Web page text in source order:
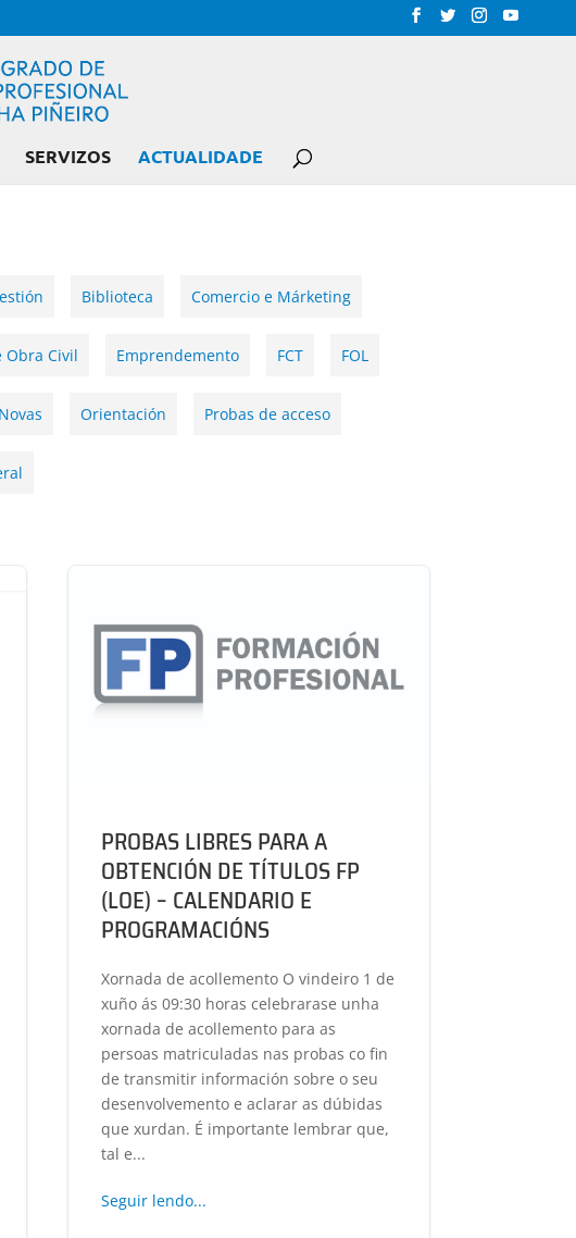
SERVIZOS ACTUALIDADE
Biblioteca Comercio e Márketing
Obra Civil Emprendemento FCT FOL
Novas Orientación Probas de acceso
PROBAS LIBRES PARA A
OBTENCIÓN DE TÍTULOS FP
(LOE) – CALENDARIO E
PROGRAMACIÓNS
Xornada de acollemento O vindeiro 1 de
xuño ás 09:30 horas celebrarase unha
xornada de acollemento para as
persoas matriculadas nas probas co fin
de transmitir información sobre o seu
desenvolvemento e aclarar as dúbidas
que xurdan. É importante lembrar que,
tal e...
Seguir lendo...